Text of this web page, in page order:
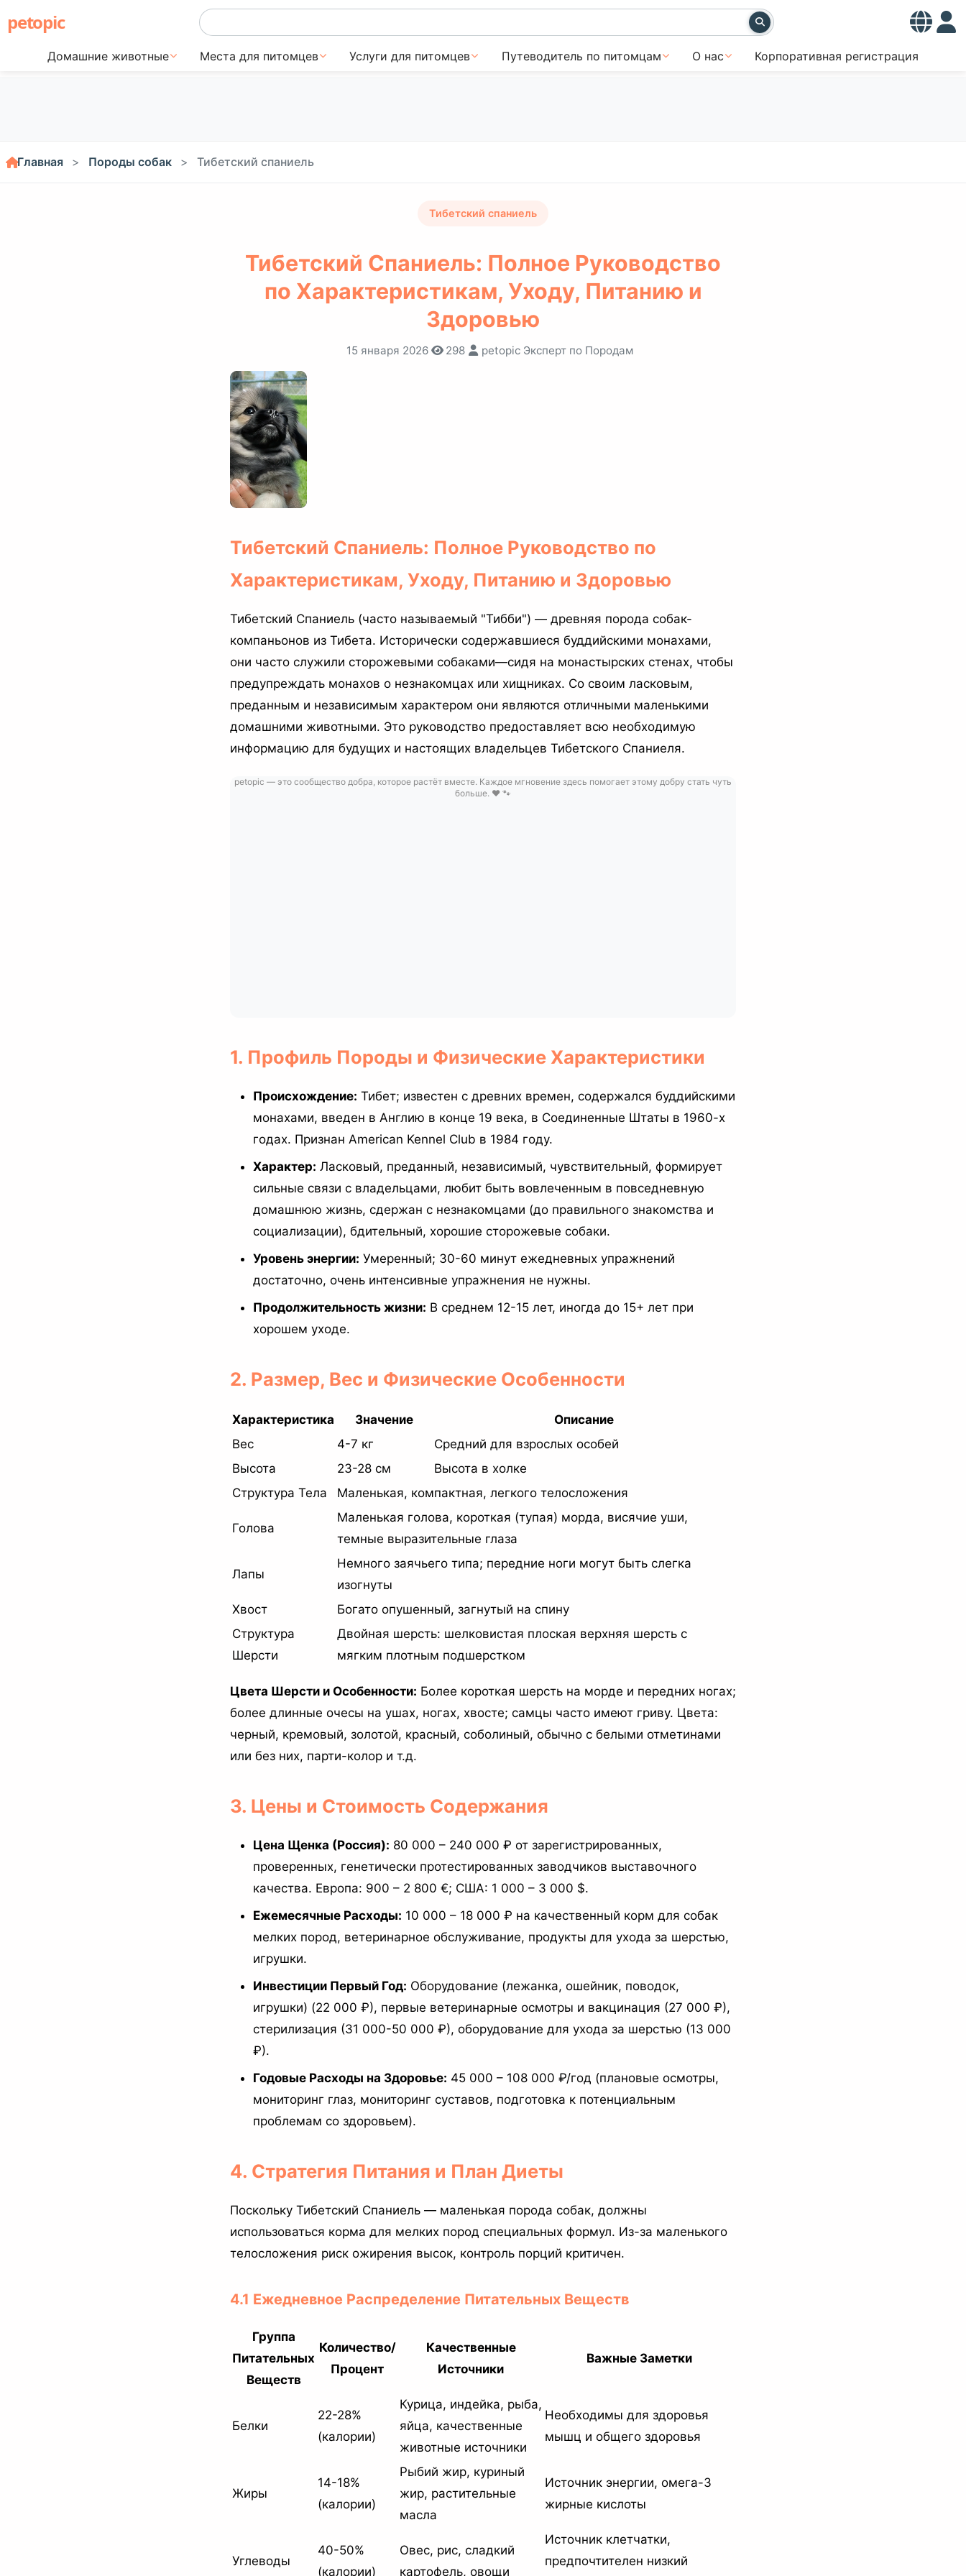
petopic
Домашние животные Места для питомцев Услуги для питомцев Путеводитель по питомцам О нас Корпоративная регистрация
Главная Породы собак Тибетский спаниель
Тибетский спаниель
Тибетский Спаниель: Полное Руководство
по Характеристикам, Уходу, Питанию и
Здоровью
15 января 2026 298 petopic Эксперт по Породам
Тибетский Спаниель: Полное Руководство по
Характеристикам, Уходу, Питанию и Здоровью
Тибетский Спаниель (часто называемый "Тибби") — древняя порода собак-
компаньонов из Тибета. Исторически содержавшиеся буддийскими монахами,
они часто служили сторожевыми собаками—сидя на монастырских стенах, чтобы
предупреждать монахов о незнакомцах или хищниках. Со своим ласковым,
преданным и независимым характером они являются отличными маленькими
домашними животными. Это руководство предоставляет всю необходимую
информацию для будущих и настоящих владельцев Тибетского Спаниеля.
petopic — это сообщество добра, которое растёт вместе. Каждое мгновение здесь помогает этому добру стать чуть
больше. ❤️ 🐾
1. Профиль Породы и Физические Характеристики
Происхождение: Тибет; известен с древних времен, содержался буддийскими
монахами, введен в Англию в конце 19 века, в Соединенные Штаты в 1960-х
годах. Признан American Kennel Club в 1984 году.
Характер: Ласковый, преданный, независимый, чувствительный, формирует
сильные связи с владельцами, любит быть вовлеченным в повседневную
домашнюю жизнь, сдержан с незнакомцами (до правильного знакомства и
социализации), бдительный, хорошие сторожевые собаки.
Уровень энергии: Умеренный; 30-60 минут ежедневных упражнений
достаточно, очень интенсивные упражнения не нужны.
Продолжительность жизни: В среднем 12-15 лет, иногда до 15+ лет при
хорошем уходе.
2. Размер, Вес и Физические Особенности
Характеристика Значение
Описание
Вес
4-7 кг
Средний для взрослых особей
Высота
23-28 см
Высота в холке
Структура Тела
Маленькая, компактная, легкого телосложения
Голова
Маленькая голова, короткая (тупая) морда, висячие уши,
темные выразительные глаза
Лапы
Немного заячьего типа; передние ноги могут быть слегка
изогнуты
Хвост
Богато опушенный, загнутый на спину
Структура
Шерсти
Двойная шерсть: шелковистая плоская верхняя шерсть с
мягким плотным подшерстком
Цвета Шерсти и Особенности: Более короткая шерсть на морде и передних ногах;
более длинные очесы на ушах, ногах, хвосте; самцы часто имеют гриву. Цвета:
черный, кремовый, золотой, красный, соболиный, обычно с белыми отметинами
или без них, парти-колор и т.д.
3. Цены и Стоимость Содержания
Цена Щенка (Россия): 80 000 – 240 000 ₽ от зарегистрированных,
проверенных, генетически протестированных заводчиков выставочного
качества. Европа: 900 – 2 800 €; США: 1 000 – 3 000 $.
Ежемесячные Расходы: 10 000 – 18 000 ₽ на качественный корм для собак
мелких пород, ветеринарное обслуживание, продукты для ухода за шерстью,
игрушки.
Инвестиции Первый Год: Оборудование (лежанка, ошейник, поводок,
игрушки) (22 000 ₽), первые ветеринарные осмотры и вакцинация (27 000 ₽),
стерилизация (31 000-50 000 ₽), оборудование для ухода за шерстью (13 000
₽).
Годовые Расходы на Здоровье: 45 000 – 108 000 ₽/год (плановые осмотры,
мониторинг глаз, мониторинг суставов, подготовка к потенциальным
проблемам со здоровьем).
4. Стратегия Питания и План Диеты
Поскольку Тибетский Спаниель — маленькая порода собак, должны
использоваться корма для мелких пород специальных формул. Из-за маленького
телосложения риск ожирения высок, контроль порций критичен.
4.1 Ежедневное Распределение Питательных Веществ
Группа
Питательных
Веществ
Количество/
Процент
Качественные
Источники
Важные Заметки
Белки
22-28%
(калории)
Курица, индейка, рыба,
яйца, качественные
животные источники
Необходимы для здоровья
мышц и общего здоровья
Жиры
14-18%
(калории)
Рыбий жир, куриный
жир, растительные
масла
Источник энергии, омега-3
жирные кислоты
Углеводы
40-50%
(калории)
Овес, рис, сладкий
картофель, овощи
Источник клетчатки,
предпочтителен низкий